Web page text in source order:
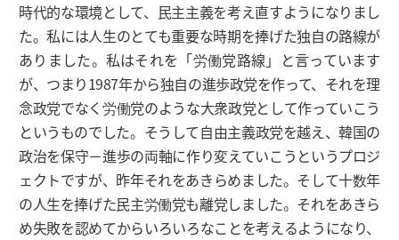
時代的な環境として、民主主義を考え直すようになりまし
た。私には人生のとても重要な時期を捧げた独自の路線が
ありました。私はそれを「労働党路線」と言っています
が、つまり1987年から独自の進歩政党を作って、それを理
念政党でなく労働党のような大衆政党として作っていこう
というものでした。そうして自由主義政党を越え、韓国の
政治を保守－進歩の両軸に作り変えていこうというプロジ
ェクトですが、昨年それをあきらめました。そして十数年
の人生を捧げた民主労働党も離党しました。それをあきら
め失敗を認めてからいろいろなことを考えるようになり、